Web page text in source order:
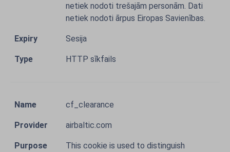
netiek nodoti trešajām personām. Dati
netiek nodoti ārpus Eiropas Savienības.
Sesija
HTTP sīkfails
cf_clearance
airbaltic.com
This cookie is used to distinguish